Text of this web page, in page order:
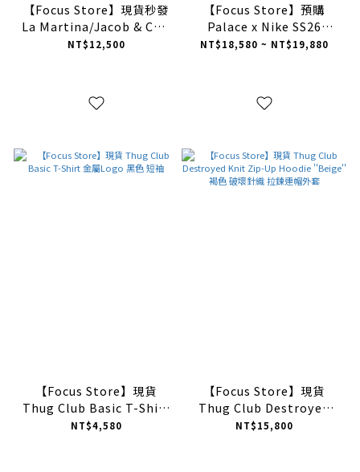
【Focus Store】現貨秒發
La Martina/Jacob & Co x
Supreme SS26 Week16
NT$12,500
【Focus Store】預購
Palace x Nike SS26
World Cup Track Jacket
NT$18,580 ~ NT$19,880
【Focus Store】現貨
Thug Club Basic T-Shirt
金屬Logo 黑色 短袖
NT$4,580
【Focus Store】現貨
Thug Club Destroyed
Knit Zip-Up Hoodie
NT$15,800